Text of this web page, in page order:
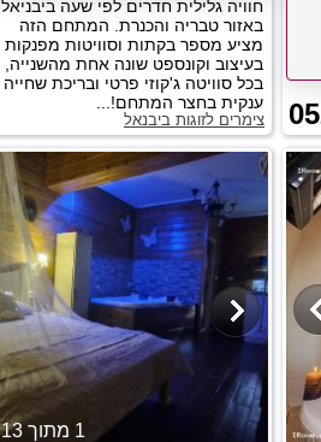
חוויה גלילית חדרים לפי שעה ביבניאל
באזור טבריה והכנרת. המתחם הזה
מציע מספר בקתות וסוויטות מפנקות
בעיצוב וקונספט שונה אחת מהשנייה,
בכל סוויטה ג'קוזי פרטי ובריכת שחייה
ענקית בחצר המתחם!...
צימרים לזוגות ביבנאל
1 מתוך 13